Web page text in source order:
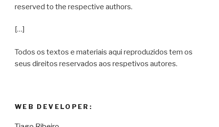
reserved to the respective authors.
[…]
Todos os textos e materiais aqui reproduzidos tem os
seus direitos reservados aos respetivos autores.
WEB DEVELOPER: